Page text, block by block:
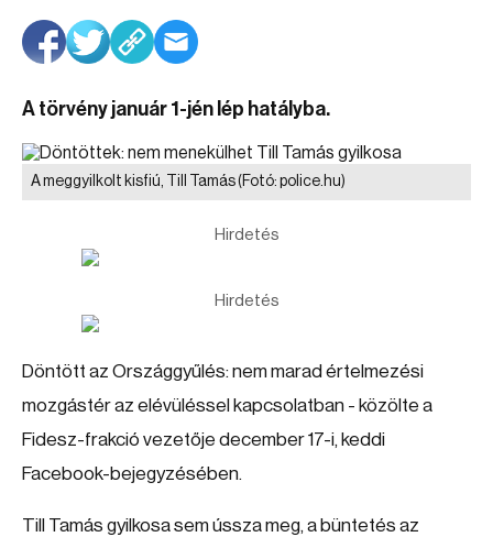
A törvény január 1-jén lép hatályba.
A meggyilkolt kisfiú, Till Tamás(Fotó: police.hu)
Hirdetés
Hirdetés
Döntött az Országgyűlés: nem marad értelmezési
mozgástér az elévüléssel kapcsolatban - közölte a
Fidesz-frakció vezetője december 17-i, keddi
Facebook-bejegyzésében.
Till Tamás gyilkosa sem ússza meg, a büntetés az